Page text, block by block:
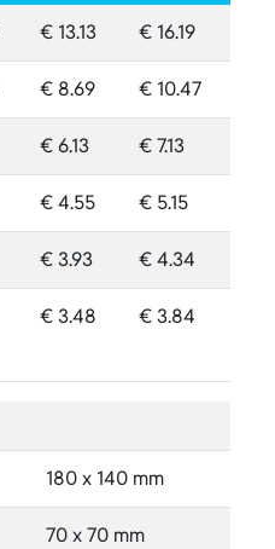
€ 13.13 € 16.19
€ 8.69 € 10.47
€ 6.13 € 7.13
€ 4.55 € 5.15
€ 3.93 € 4.34
€ 3.48 € 3.84
180 x 140 mm
70 x 70 mm